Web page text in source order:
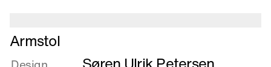
Læs
mere
om
Armstol